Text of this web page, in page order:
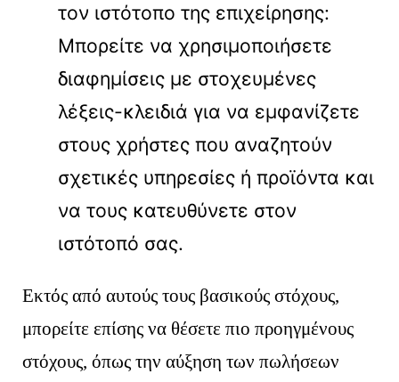
τον ιστότοπο της επιχείρησης:
Μπορείτε να χρησιμοποιήσετε
διαφημίσεις με στοχευμένες
λέξεις-κλειδιά για να εμφανίζετε
στους χρήστες που αναζητούν
σχετικές υπηρεσίες ή προϊόντα και
να τους κατευθύνετε στον
ιστότοπό σας.
Εκτός από αυτούς τους βασικούς στόχους,
μπορείτε επίσης να θέσετε πιο προηγμένους
στόχους, όπως την αύξηση των πωλήσεων